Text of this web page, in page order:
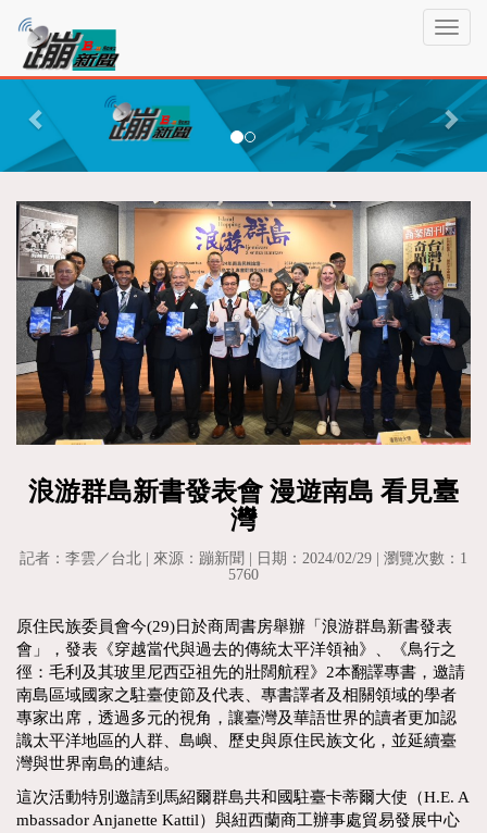
T
g
l
e
v
i
g
a
i
o
蹦
新
聞P
r
v
i
o
u
s
N
e
x
t
浪游群島新書發表會 漫遊南島 看見臺
灣
記者：李雲／台北 | 來源：蹦新聞 | 日期：2024/02/29 | 瀏覽次數：1
5760
原住民族委員會今(29)日於商周書房舉辦「浪游群島新書發表
會」，發表《穿越當代與過去的傳統太平洋領袖》、《鳥行之
徑：毛利及其玻里尼西亞祖先的壯闊航程》2本翻譯專書，邀請
南島區域國家之駐臺使節及代表、專書譯者及相關領域的學者
專家出席，透過多元的視角，讓臺灣及華語世界的讀者更加認
識太平洋地區的人群、島嶼、歷史與原住民族文化，並延續臺
灣與世界南島的連結。
這次活動特別邀請到馬紹爾群島共和國駐臺卡蒂爾大使（H.E. A
mbassador Anjanette Kattil）與紐西蘭商工辦事處貿易發展中心